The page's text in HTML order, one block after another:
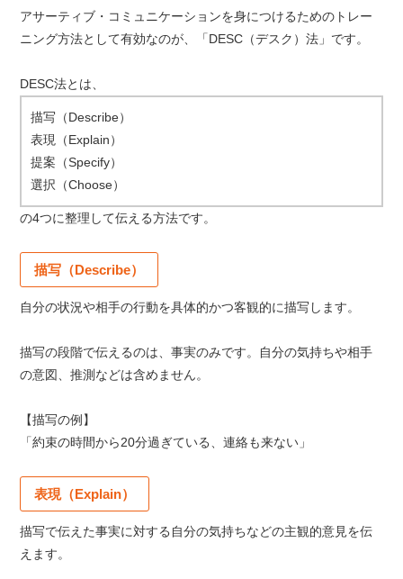
アサーティブ・コミュニケーションを身につけるためのトレー
ニング方法として有効なのが、「DESC（デスク）法」です。
DESC法とは、
描写（Describe）
表現（Explain）
提案（Specify）
選択（Choose）
の4つに整理して伝える方法です。
描写（Describe）
自分の状況や相手の行動を具体的かつ客観的に描写します。
描写の段階で伝えるのは、事実のみです。自分の気持ちや相手
の意図、推測などは含めません。
【描写の例】
「約束の時間から20分過ぎている、連絡も来ない」
表現（Explain）
描写で伝えた事実に対する自分の気持ちなどの主観的意見を伝
えます。